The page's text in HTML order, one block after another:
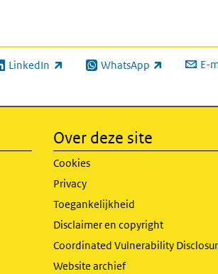
LinkedIn
link) WhatsApp
(externe link) E-
Over deze site
Cookies
Privacy
Toegankelijkheid
Disclaimer en copyright
Coordinated Vulnerability
Website archief